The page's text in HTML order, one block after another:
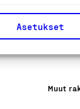
Asetukset
Muut
Muut